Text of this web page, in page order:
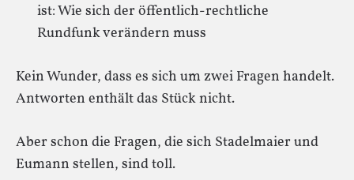
ist: Wie sich der öffentlich-rechtliche
Rundfunk verändern muss
Kein Wunder, dass es sich um zwei Fragen handelt.
Antworten enthält das Stück nicht.
Aber schon die Fragen, die sich Stadelmaier und
Eumann stellen, sind toll.